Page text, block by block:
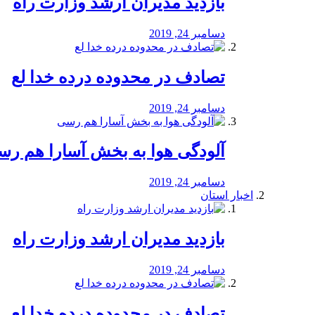
دسامبر 24, 2019
تصادف در محدوده درده خدا لع
دسامبر 24, 2019
آلودگی هوا به بخش آسارا هم
دسامبر 24, 2019
اخبار استان
بازدید مدیران ارشد وزارت راه
دسامبر 24, 2019